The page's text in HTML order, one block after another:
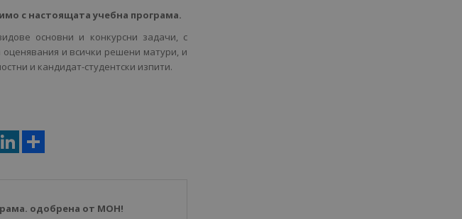
с настоящата учебна програма.
основни и конкурсни задачи, с
и всички решени матури, и
и кандидат-студентски изпити.
PinterestLinkedIn
одобрена от МОН!